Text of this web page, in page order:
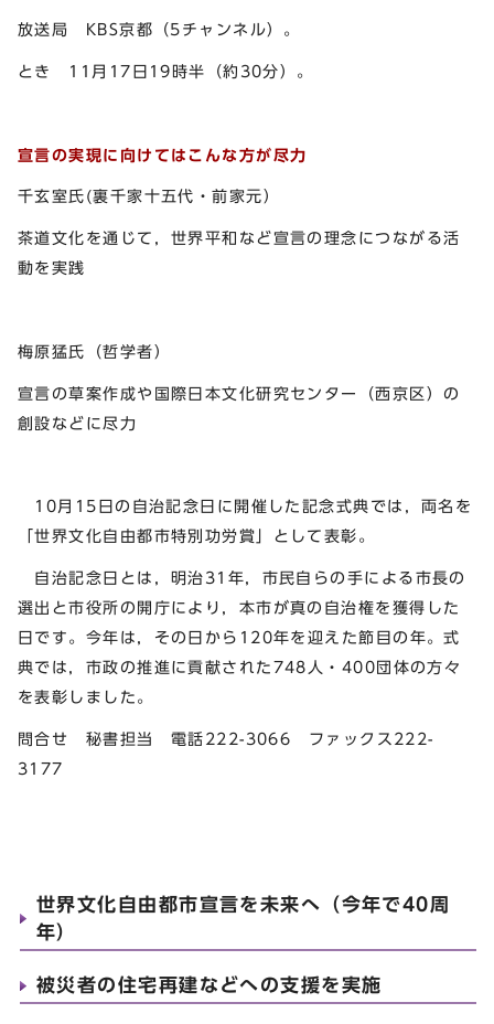
放送局 KBS京都（5チャンネル）。
とき 11月17日19時半（約30分）。
宣言の実現に向けてはこんな方が尽力
千玄室氏(裏千家十五代・前家元）
茶道文化を通じて，世界平和など宣言の理念につながる活
動を実践
梅原猛氏（哲学者）
宣言の草案作成や国際日本文化研究センター（西京区）の
創設などに尽力
10月15日の自治記念日に開催した記念式典では，両名を
「世界文化自由都市特別功労賞」として表彰。
自治記念日とは，明治31年，市民自らの手による市長の
選出と市役所の開庁により，本市が真の自治権を獲得した
日です。今年は，その日から120年を迎えた節目の年。式
典では，市政の推進に貢献された748人・400団体の方々
を表彰しました。
問合せ 秘書担当 電話222-3066 ファックス222-
3177
世界文化自由都市宣言を未来へ（今年で40周
年）
被災者の住宅再建などへの支援を実施